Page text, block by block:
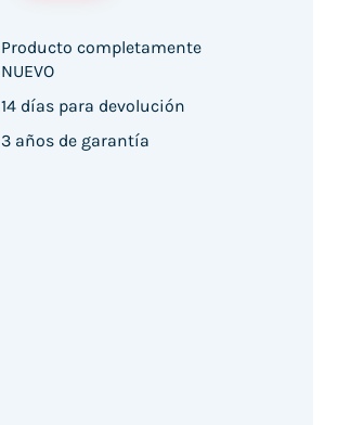
Producto completamente
NUEVO
14 días para devolución
3 años de garantía